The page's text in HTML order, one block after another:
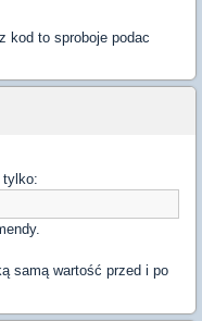
kod to sproboje podac
samą wartość przed i po